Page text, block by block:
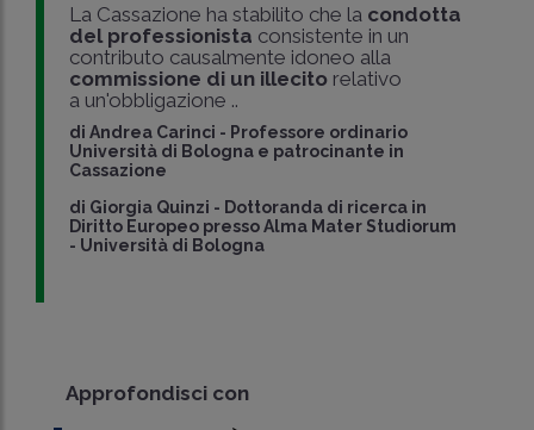
La Cassazione ha stabilito che la condotta
del professionista consistente in un
contributo causalmente idoneo alla
commissione di un illecito relativo
a un'obbligazione ..
diAndrea Carinci - Professore ordinario
Università di Bologna e patrocinante in
Cassazione
di Giorgia Quinzi - Dottoranda di ricerca in
Diritto Europeo presso Alma Mater Studiorum
- Università di Bologna
Approfondisci con